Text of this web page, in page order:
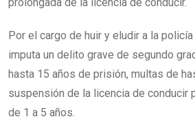
Por el cargo de huir y eludir a la
imputa un delito grave de segundo
hasta 15 años de prisión, multas de
suspensión de la licencia de conducir
de 1 a 5 años.